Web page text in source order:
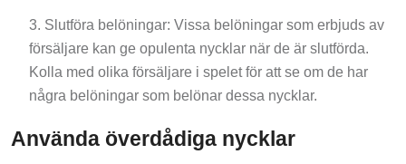
Slutföra belöningar: Vissa belöningar som erbjuds av
försäljare kan ge opulenta nycklar när de är slutförda.
Kolla med olika försäljare i spelet för att se om de har
några belöningar som belönar dessa nycklar.
Använda överdådiga nycklar